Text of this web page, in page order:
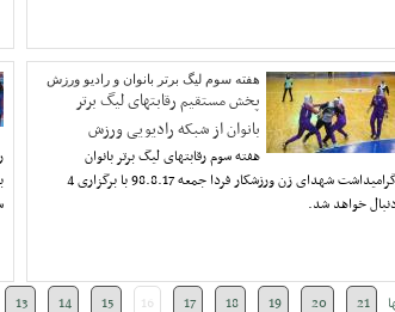
هفته سوم لیگ برتر بانوان و رادیو ورزش
پخش مستقیم رقابتهای لیگ برتر
بانوان از شبکه رادیویی ورزش
هفته سوم رقابتهای لیگ برتر بانوان
گرامیداشت شهدای زن ورزشکار فردا جمعه 98.8.17 با برگزاری 4
خواهد شد.
13 14 15 16 17 18 19 20 21